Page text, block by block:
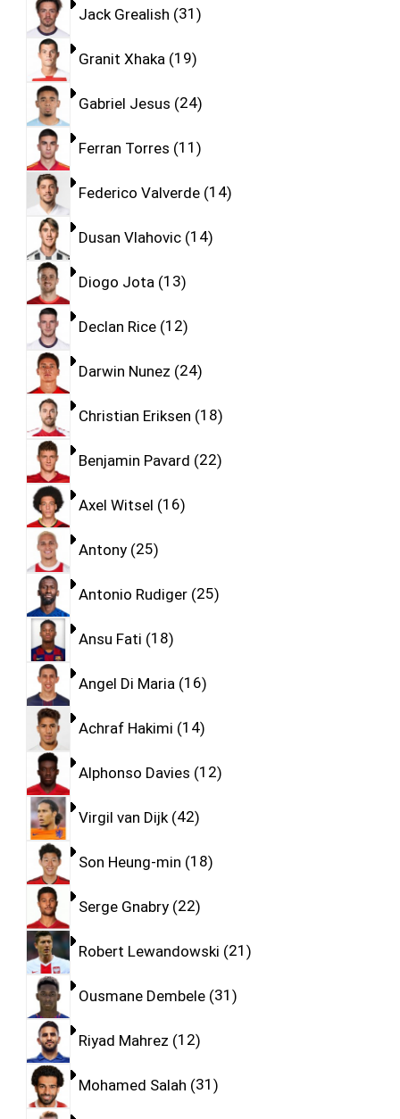
Jack Grealish 31
Granit Xhaka 19
Gabriel Jesus 24
Ferran Torres 11
Federico Valverde 14
Dusan Vlahovic 14
Diogo Jota 13
Declan Rice 12
Darwin Nunez 24
Christian Eriksen 18
Benjamin Pavard 22
Axel Witsel 16
Antony 25
Antonio Rudiger 25
Ansu Fati 18
Angel Di Maria 16
Achraf Hakimi 14
Alphonso Davies 12
Virgil van Dijk 42
Son Heung-min 18
Serge Gnabry 22
Robert Lewandowski 21
Ousmane Dembele 31
Riyad Mahrez 12
Mohamed Salah 31